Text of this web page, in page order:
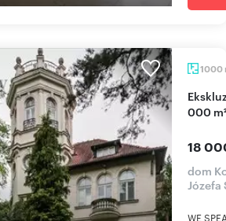
1000
Ekskluzywna rezydencja z wieżą (10 sypialni, 35
000
18
dom
Józefa
WE